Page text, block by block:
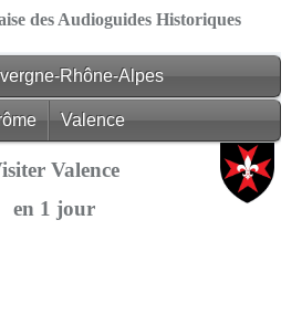
des Audioguides Historiques
Rhône-Alpes
Valence
Valence
en 1 jour